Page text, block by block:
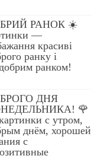
РАНОК ☀️
—
красиві
ранку і
ранком!
ДНЯ
🌹
с утром,
днём, хорошей
с